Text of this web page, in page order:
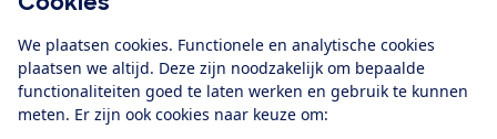
We plaatsen cookies. Functionele en analytische cookies
plaatsen we altijd. Deze zijn noodzakelijk om bepaalde
functionaliteiten goed te laten werken en gebruik te kunnen
meten. Er zijn ook cookies naar keuze om:
Alles over de